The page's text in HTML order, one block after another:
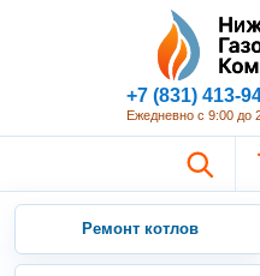
+7 (831) 413-
Ежедневно с 9:00 до
Ремонт котлов